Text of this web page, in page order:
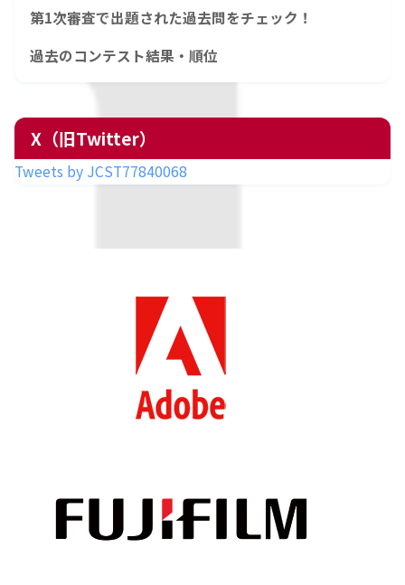
第1次審査で出題された過去問をチェック！
過去のコンテスト結果・順位
X（旧Twitter）
Tweets by JCST77840068